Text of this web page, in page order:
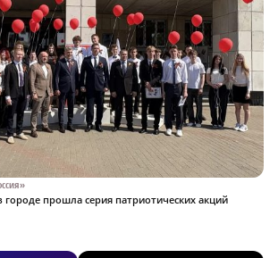
городе прошла серия патриотических акций